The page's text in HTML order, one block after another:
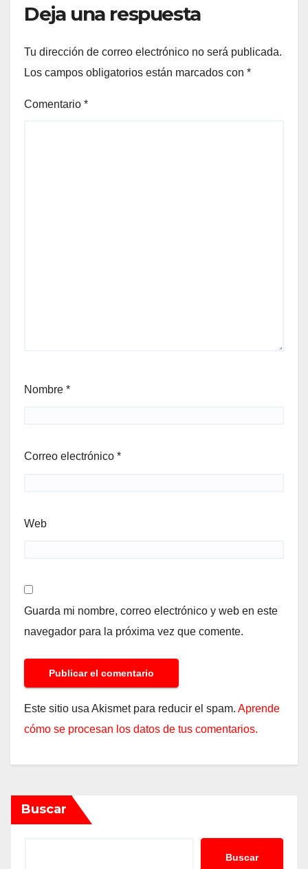
Deja una respuesta
Tu dirección de correo electrónico no será publicada.
Los campos obligatorios están marcados con *
Comentario *
Nombre *
Correo electrónico *
Web
Guarda mi nombre, correo electrónico y web en este
navegador para la próxima vez que comente.
Este sitio usa Akismet para reducir el spam. Aprende
cómo se procesan los datos de tus comentarios.
Buscar
Buscar